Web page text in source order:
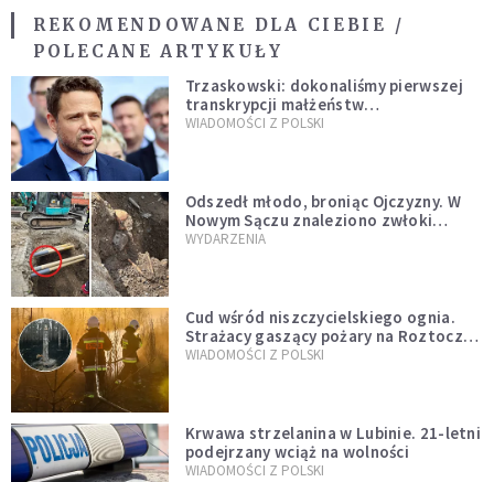
REKOMENDOWANE DLA CIEBIE /
POLECANE ARTYKUŁY
Trzaskowski: dokonaliśmy pierwszej
transkrypcji małżeństw
jednopłciowych. “Tak jak
WIADOMOŚCI Z POLSKI
Odszedł młodo, broniąc Ojczyzny. W
Nowym Sączu znaleziono zwłoki
mężczyzny z czasów potopu
WYDARZENIA
Cud wśród niszczycielskiego ognia.
Strażacy gaszący pożary na Roztoczu
opublikowali niezwykłe zdjęcie
WIADOMOŚCI Z POLSKI
Krwawa strzelanina w Lubinie. 21-letni
podejrzany wciąż na wolności
WIADOMOŚCI Z POLSKI